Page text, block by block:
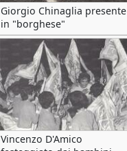
Giorgio Chinaglia presente
in "borghese"
Vincenzo D'Amico